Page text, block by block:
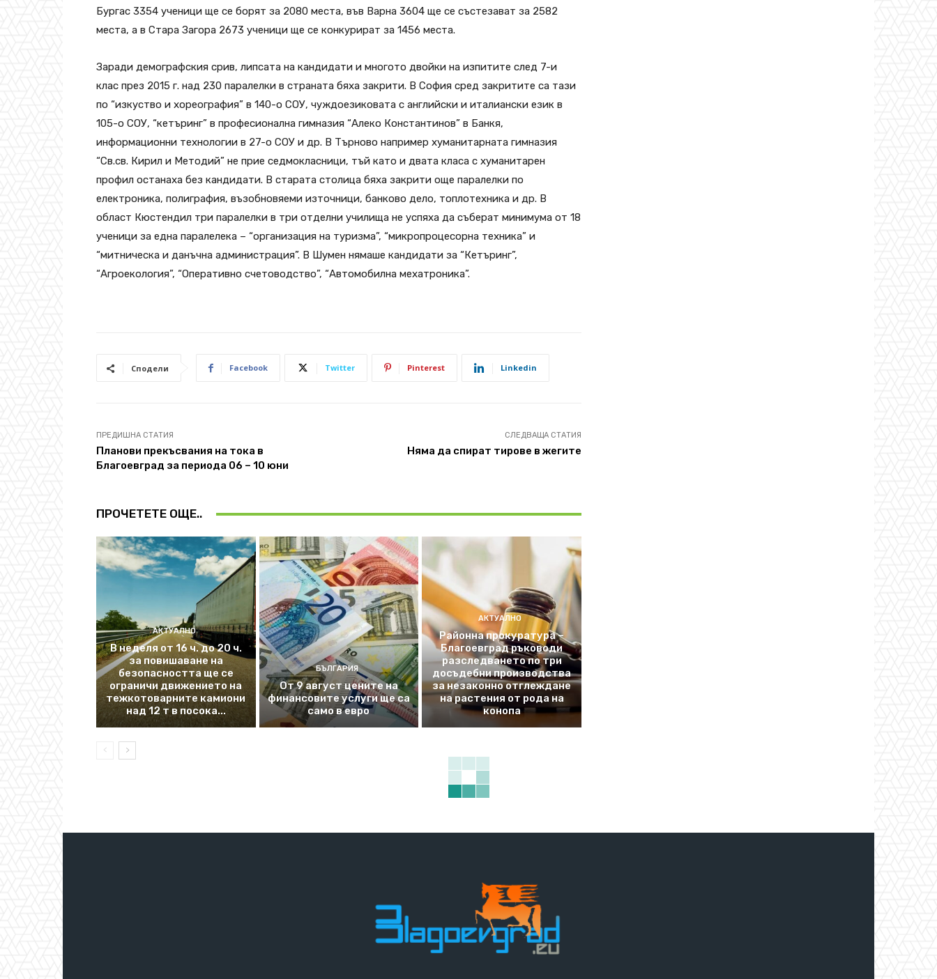
Бургас 3354 ученици ще се борят за 2080 места, във Варна 3604 ще се състезават за 2582
места, а в Стара Загора 2673 ученици ще се конкурират за 1456 места.
Заради демографския срив, липсата на кандидати и многото двойки на изпитите след 7-и
клас през 2015 г. над 230 паралелки в страната бяха закрити. В София сред закритите са тази
по “изкуство и хореография” в 140-о СОУ, чуждоезиковата с английски и италиански език в
105-о СОУ, “кетъринг” в професионална гимназия “Алеко Константинов” в Банкя,
информационни технологии в 27-о СОУ и др. В Търново например хуманитарната гимназия
“Св.св. Кирил и Методий” не прие седмокласници, тъй като и двата класа с хуманитарен
профил останаха без кандидати. В старата столица бяха закрити още паралелки по
електроника, полиграфия, възобновяеми източници, банково дело, топлотехника и др. В
област Кюстендил три паралелки в три отделни училища не успяха да съберат минимума от 18
ученици за една паралелека – “организация на туризма”, “микропроцесорна техника” и
“митническа и данъчна администрация”. В Шумен нямаше кандидати за “Кетъринг”,
“Агроекология”, “Оперативно счетоводство”, “Автомобилна мехатроника”.
Сподели Facebook Twitter Pinterest Linkedin
ПРЕДИШНА СТАТИЯ
Планови прекъсвания на тока в
Благоевград за периода 06 – 10 юни
СЛЕДВАЩА СТАТИЯ
Няма да спират тирове в жегите
ПРОЧЕТЕТЕ ОЩЕ..
АКТУАЛНО
В неделя от 16 ч. до 20 ч.
за повишаване на
безопасността ще се
ограничи движението на
тежкотоварните камиони
над 12 т в посока...
БЪЛГАРИЯ
От 9 август цените на
финансовите услуги ще са
само в евро
АКТУАЛНО
Районна прокуратура –
Благоевград ръководи
разследването по три
досъдебни производства
за незаконно отглеждане
на растения от рода на
конопа